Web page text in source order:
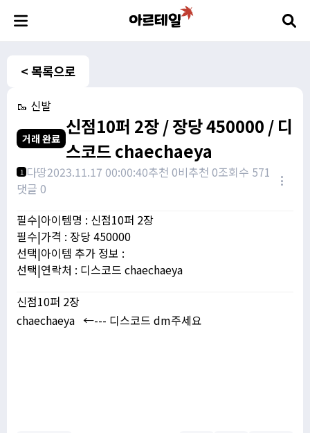
< 목록으로
🥾 신발
거래 완료
신점10퍼 2장 / 장당 450000 / 디
스코드 chaechaeya
1 다땅2023.11.17 00:00:40추천 0비추천 0조회수 571
댓글 0
필수|아이템명 : 신점10퍼 2장
필수|가격 : 장당 450000
선택|아이템 추가 정보 :
선택|연락처 : 디스코드 chaechaeya
신점10퍼 2장
chaechaeya ←--- 디스코드 dm주세요